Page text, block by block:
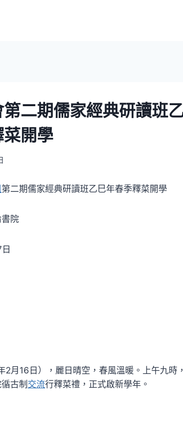
二期儒家經典研讀班
開學
第二期儒家經典研讀班乙巳年春季釋菜開學
院
2月16日），麗日晴空，春風溫暖。上午九時
古制 交流行釋菜禮，正式啟新學年。